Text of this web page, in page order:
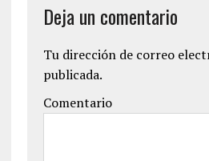
Deja un comentario
Tu dirección de correo
publicada.
Comentario